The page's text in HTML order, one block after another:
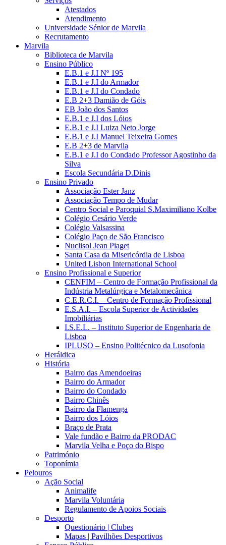
Atestados
Atendimento
Universidade Sénior de Marvila
Recrutamento
Marvila
Biblioteca de Marvila
Ensino Público
E.B.1 e J.I Nº 195
E.B.1 e J.I do Armador
E.B.1 e J.I do Condado
E.B 2+3 Damião de Góis
EB João dos Santos
E.B.1 e J.I dos Lóios
E.B.1 e J.I Luiza Neto Jorge
E.B.1 e J.I Manuel Teixeira Gomes
E.B 2+3 de Marvila
E.B.1 e J.I do Condado Professor Agostinho da
Silva
Escola Secundária D.Dinis
Ensino Privado
Associação Ester Janz
Associação Tempo de Mudar
Centro Social e Paroquial S.Maximiliano Kolbe
Colégio Cesário Verde
Colégio Valsassina
Colégio Paço de São Francisco
Nuclisol Jean Piaget
Santa Casa da Misericórdia de Lisboa
United Lisbon International School
Ensino Profissional e Superior
CENFIM – Centro de Formação Profissional da
Indústria Metalúrgica e Metalomecânica
C.E.R.C.I. – Centro de Formação Profissional
E.S.A.I. – Escola Superior de Actividades
Imobiliárias
I.S.E.L. – Instituto Superior de Engenharia de
Lisboa
IPLUSO – Ensino Politécnico da Lusofonia
Heráldica
História
Bairro das Amendoeiras
Bairro do Armador
Bairro do Condado
Bairro Chinês
Bairro da Flamenga
Bairro dos Lóios
Braço de Prata
Vale fundão e Bairro da PRODAC
Marvila Velha e Poço do Bispo
Património
Toponímia
Pelouros
Ação Social
Animalife
Marvila Voluntária
Regulamento de Apoios Sociais
Desporto
Questionário | Clubes
Mapas | Pavilhões Desportivos